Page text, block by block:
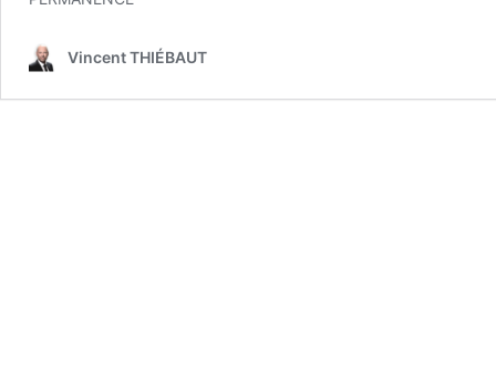
Vincent THIÉBAUT